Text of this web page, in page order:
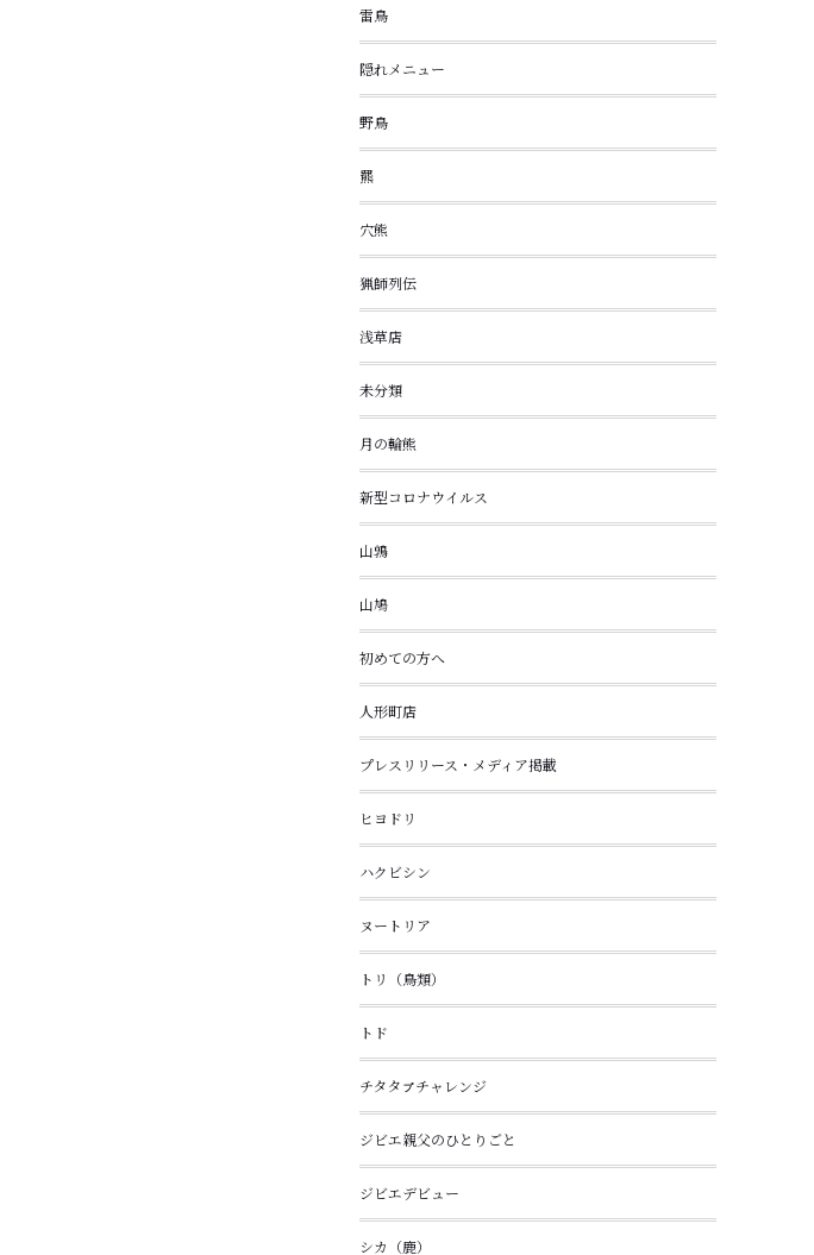
雷鳥
隠れメニュー
野鳥
羆
穴熊
猟師列伝
浅草店
未分類
月の輪熊
新型コロナウイルス
山鶉
山鳩
初めての方へ
人形町店
プレスリリース・メディア掲載
ヒヨドリ
ハクビシン
ヌートリア
トリ（鳥類）
トド
チタタㇷ゚チャレンジ
ジビエ親父のひとりごと
ジビエデビュー
シカ（鹿）